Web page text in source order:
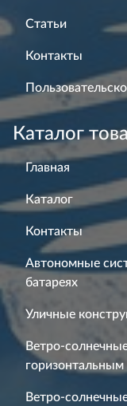
Статьи
Контакты
Каталог
Главная
Каталог
Контакты
Автономные
батареях
Уличные
Ветро-
горизонтальным
Ветро-